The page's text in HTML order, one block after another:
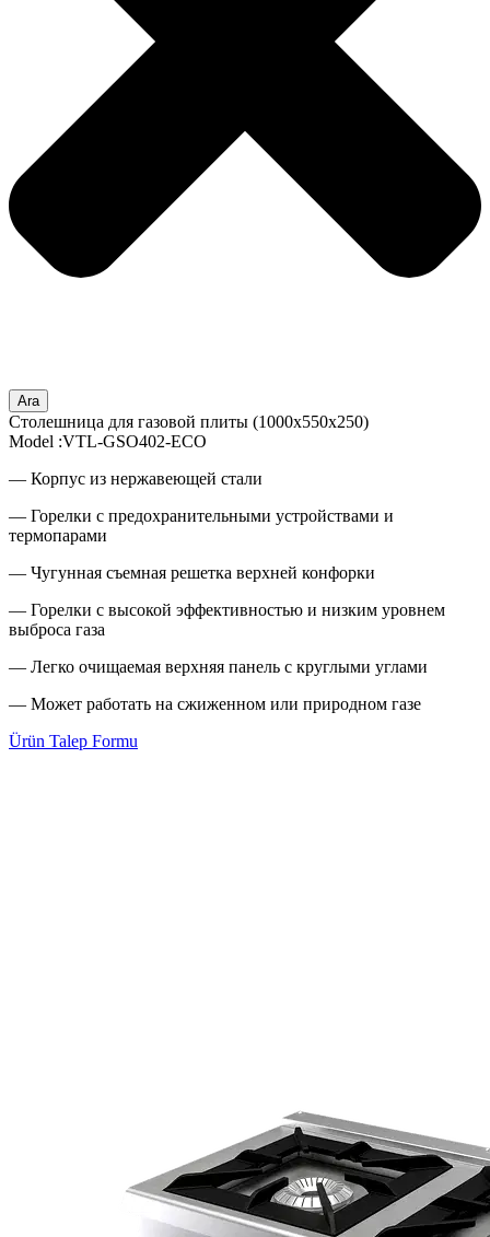
Ara
Столешница для газовой плиты (1000x550x250)
Model :VTL-GSO402-ECO
— Корпус из нержавеющей стали
— Горелки с предохранительными устройствами и
термопарами
— Чугунная съемная решетка верхней конфорки
— Горелки с высокой эффективностью и низким уровнем
выброса газа
— Легко очищаемая верхняя панель с круглыми углами
— Может работать на сжиженном или природном газе
Ürün Talep Formu